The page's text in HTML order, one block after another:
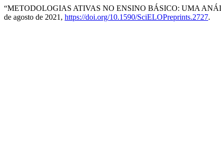
“METODOLOGIAS ATIVAS NO ENSINO BÁSICO: UMA
de agosto de 2021, https://doi.org/10.1590/SciELOPreprints.2727.